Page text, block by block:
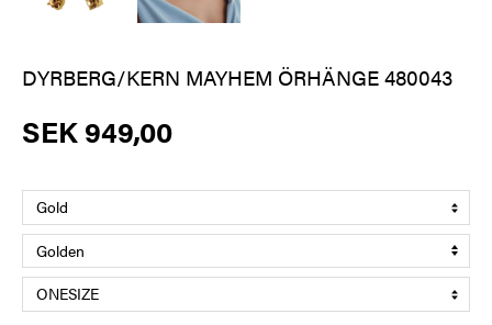
DYRBERG/KERN MAYHEM ÖRHÄNGE 480043
SEK 949,00